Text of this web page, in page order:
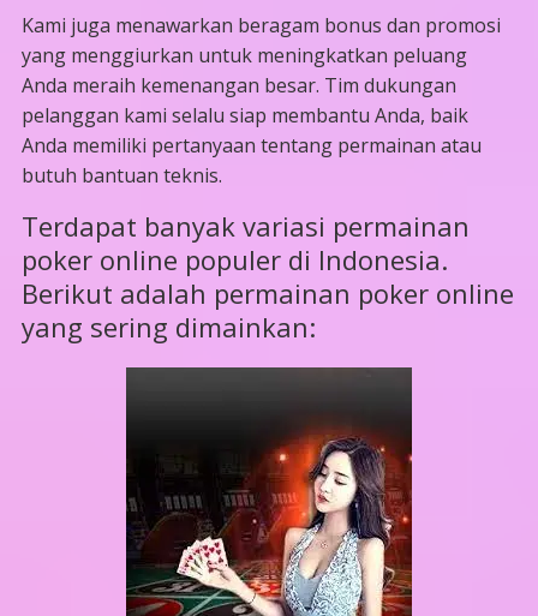
Kami juga menawarkan beragam bonus dan promosi
yang menggiurkan untuk meningkatkan peluang
Anda meraih kemenangan besar. Tim dukungan
pelanggan kami selalu siap membantu Anda, baik
Anda memiliki pertanyaan tentang permainan atau
butuh bantuan teknis.
Terdapat banyak variasi permainan
poker online populer di Indonesia.
Berikut adalah permainan poker online
yang sering dimainkan: